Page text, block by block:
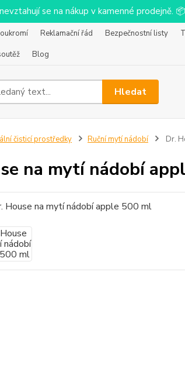
se na nákup v kamenné prodejně.
Reklamační řád Bezpečnostní listy
Blog
Hledat
čisticí prostředky Ruční mytí nádobí Dr.
na mytí nádobí